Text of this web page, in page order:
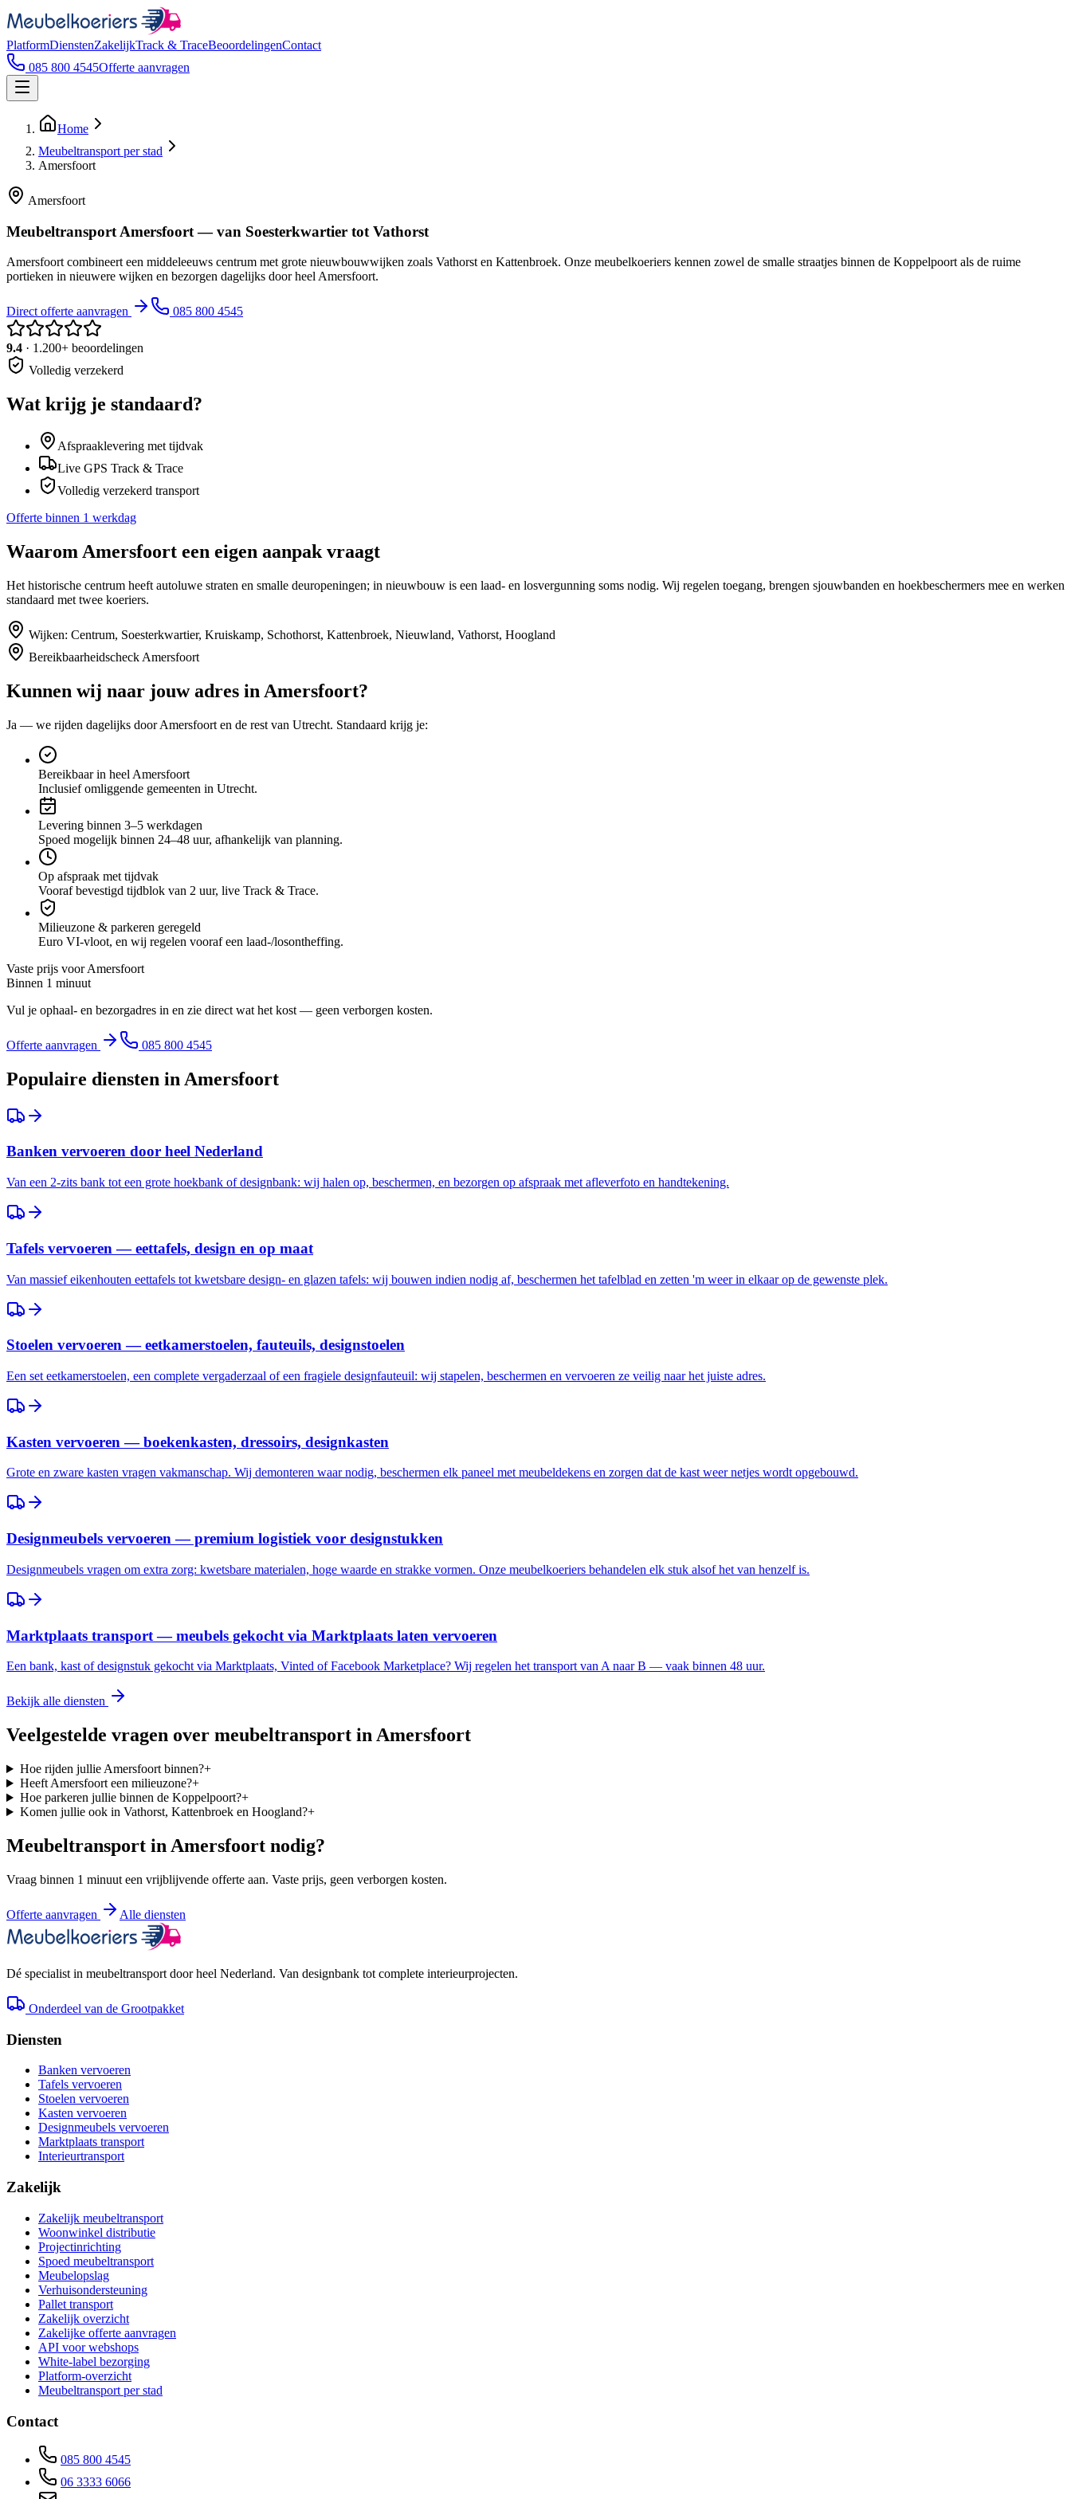
PlatformDienstenZakelijkTrack & TraceBeoordelingenContact
085 800 4545Offerte aanvragen
Home
Meubeltransport per stad
Amersfoort
Amersfoort
Meubeltransport Amersfoort — van Soesterkwartier tot Vathorst
Amersfoort combineert een middeleeuws centrum met grote nieuwbouwwijken zoals Vathorst en Kattenbroek. Onze meubelkoeriers kennen zowel de smalle straatjes binnen de Koppelpoort als de ruime
portieken in nieuwere wijken en bezorgen dagelijks door heel Amersfoort.
Direct offerte aanvragen 085 800 4545
9.4 · 1.200+ beoordelingen
Volledig verzekerd
Wat krijg je standaard?
Afspraaklevering met tijdvak
Live GPS Track & Trace
Volledig verzekerd transport
Offerte binnen 1 werkdag
Waarom Amersfoort een eigen aanpak vraagt
Het historische centrum heeft autoluwe straten en smalle deuropeningen; in nieuwbouw is een laad- en losvergunning soms nodig. Wij regelen toegang, brengen sjouwbanden en hoekbeschermers mee en werken
standaard met twee koeriers.
Wijken: Centrum, Soesterkwartier, Kruiskamp, Schothorst, Kattenbroek, Nieuwland, Vathorst, Hoogland
Bereikbaarheidscheck Amersfoort
Kunnen wij naar jouw adres in Amersfoort?
Ja — we rijden dagelijks doorAmersfoort en de rest van Utrecht. Standaard krijg je:
Bereikbaar in heel Amersfoort
Inclusief omliggende gemeenten in Utrecht.
Levering binnen 3–5 werkdagen
Spoed mogelijk binnen 24–48 uur, afhankelijk van planning.
Op afspraak met tijdvak
Vooraf bevestigd tijdblok van 2 uur, live Track & Trace.
Milieuzone & parkeren geregeld
Euro VI-vloot, en wij regelen vooraf een laad-/losontheffing.
Vaste prijs voorAmersfoort
Binnen 1 minuut
Vul je ophaal- en bezorgadres in en zie direct wat het kost — geen verborgen kosten.
Offerte aanvragen 085 800 4545
Populaire diensten in Amersfoort
Banken vervoeren door heel Nederland
Van een 2-zits bank tot een grote hoekbank of designbank: wij halen op, beschermen, en bezorgen op afspraak met afleverfoto en handtekening.
Tafels vervoeren — eettafels, design en op maat
Van massief eikenhouten eettafels tot kwetsbare design- en glazen tafels: wij bouwen indien nodig af, beschermen het tafelblad en zetten 'm weer in elkaar op de gewenste plek.
Stoelen vervoeren — eetkamerstoelen, fauteuils, designstoelen
Een set eetkamerstoelen, een complete vergaderzaal of een fragiele designfauteuil: wij stapelen, beschermen en vervoeren ze veilig naar het juiste adres.
Kasten vervoeren — boekenkasten, dressoirs, designkasten
Grote en zware kasten vragen vakmanschap. Wij demonteren waar nodig, beschermen elk paneel met meubeldekens en zorgen dat de kast weer netjes wordt opgebouwd.
Designmeubels vervoeren — premium logistiek voor designstukken
Designmeubels vragen om extra zorg: kwetsbare materialen, hoge waarde en strakke vormen. Onze meubelkoeriers behandelen elk stuk alsof het van henzelf is.
Marktplaats transport — meubels gekocht via Marktplaats laten vervoeren
Een bank, kast of designstuk gekocht via Marktplaats, Vinted of Facebook Marketplace? Wij regelen het transport van A naar B — vaak binnen 48 uur.
Bekijk alle diensten
Veelgestelde vragen over meubeltransport inAmersfoort
Hoe rijden jullie Amersfoort binnen?+
Heeft Amersfoort een milieuzone?+
Hoe parkeren jullie binnen de Koppelpoort?+
Komen jullie ook in Vathorst, Kattenbroek en Hoogland?+
Meubeltransport in Amersfoort nodig?
Vraag binnen 1 minuut een vrijblijvende offerte aan. Vaste prijs, geen verborgen kosten.
Offerte aanvragen Alle diensten
Dé specialist in meubeltransport door heel Nederland. Van designbank tot complete interieurprojecten.
Onderdeel van de Grootpakket
Diensten
Banken vervoeren
Tafels vervoeren
Stoelen vervoeren
Kasten vervoeren
Designmeubels vervoeren
Marktplaats transport
Interieurtransport
Zakelijk
Zakelijk meubeltransport
Woonwinkel distributie
Projectinrichting
Spoed meubeltransport
Meubelopslag
Verhuisondersteuning
Pallet transport
Zakelijk overzicht
Zakelijke offerte aanvragen
API voor webshops
White-label bezorging
Platform-overzicht
Meubeltransport per stad
Contact
085 800 4545
06 3333 6066